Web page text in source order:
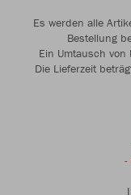
Es werden alle
Bestellung
Ein Umtausch
Die Lieferzeit
-